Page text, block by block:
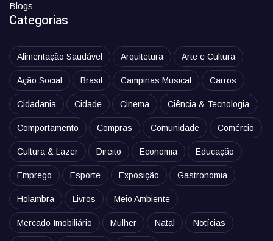
Blogs
Categorias
Alimentação Saudável Arquitetura Arte e Cultura
Ação Social Brasil Campinas Musical Carros
Cidadania Cidade Cinema Ciência & Tecnologia
Comportamento Compras Comunidade Comércio
Cultura & Lazer Direito Economia Educação
Emprego Esporte Exposição Gastronomia
Holambra Livros Meio Ambiente
Mercado Imobiliário Mulher Natal Notícias